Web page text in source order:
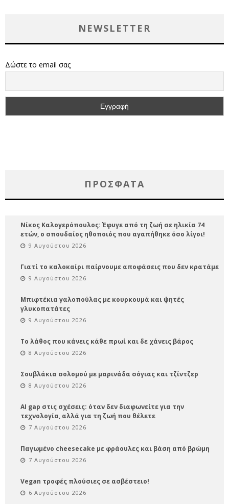
NEWSLETTER
Δώστε το email σας
ΠΡΌΣΦΑΤΑ
Νίκος Καλογερόπουλος: Έφυγε από τη ζωή σε ηλικία 74
ετών, ο σπουδαίος ηθοποιός που αγαπήθηκε όσο λίγοι!
9 Αυγούστου 2026
Γιατί το καλοκαίρι παίρνουμε αποφάσεις που δεν κρατάμε
9 Αυγούστου 2026
Μπιφτέκια γαλοπούλας με κουρκουμά και ψητές
γλυκοπατάτες
9 Αυγούστου 2026
Το λάθος που κάνεις κάθε πρωί και δε χάνεις βάρος
8 Αυγούστου 2026
Σουβλάκια σολομού με μαρινάδα σόγιας και τζίντζερ
8 Αυγούστου 2026
AI gap στις σχέσεις: όταν δεν διαφωνείτε για την
τεχνολογία, αλλά για τη ζωή που θέλετε
7 Αυγούστου 2026
Παγωμένο cheesecake με φράουλες και βάση από βρώμη
7 Αυγούστου 2026
Vegan τροφές πλούσιες σε ασβέστειο!
6 Αυγούστου 2026